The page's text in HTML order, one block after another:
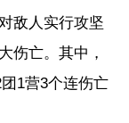
敌人实行攻坚
伤亡。其中，
1营3个连伤亡